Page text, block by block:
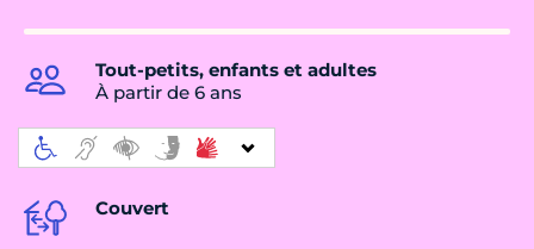
Tout-petits, enfants et adultes
À partir de 6 ans
Couvert